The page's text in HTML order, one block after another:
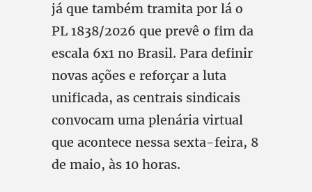
já que também tramita por lá o
PL 1838/2026 que prevê o fim da
escala 6x1 no Brasil. Para definir
novas ações e reforçar a luta
unificada, as centrais sindicais
convocam uma plenária virtual
que acontece nessa sexta-feira, 8
de maio, às 10 horas.